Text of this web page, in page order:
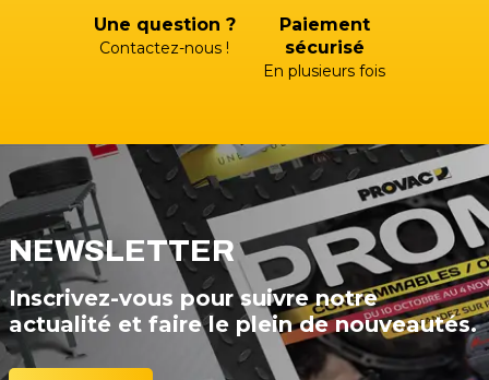
Une question ?
Contactez-nous !
Paiement
sécurisé
En plusieurs fois
NEWSLETTER
Inscrivez-vous pour suivre notre
actualité et faire le plein de nouveautés.